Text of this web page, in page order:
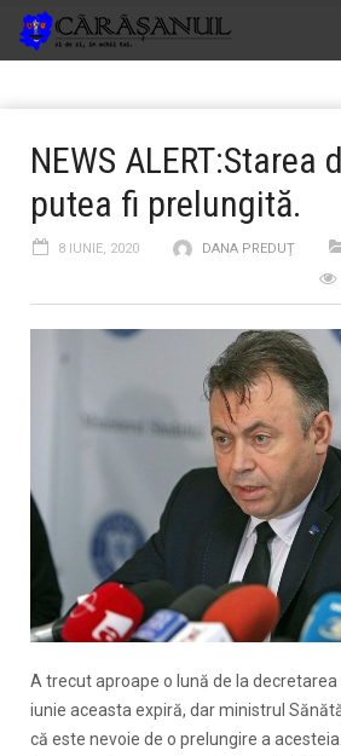
NEWS ALERT:Starea
putea fi prelungită.
8 IUNIE, 2020 DANA PREDUȚ
A trecut aproape o lună de la
iunie aceasta expiră, dar ministrul
că este nevoie de o prelungire a